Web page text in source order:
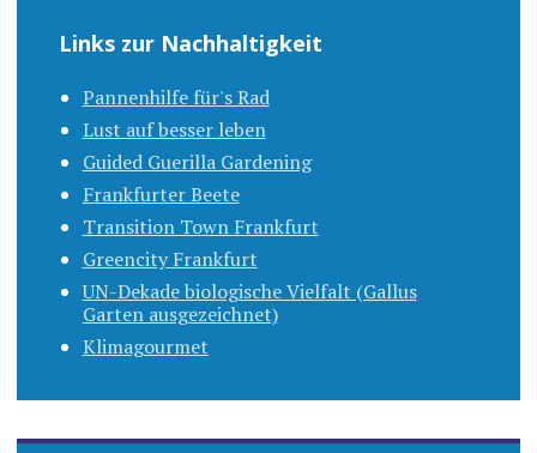
Links zur Nachhaltigkeit
Pannenhilfe für's Rad
Lust auf besser leben
Guided Guerilla Gardening
Frankfurter Beete
Transition Town Frankfurt
Greencity Frankfurt
UN-Dekade biologische Vielfalt (Gallus
Garten ausgezeichnet)
Klimagourmet